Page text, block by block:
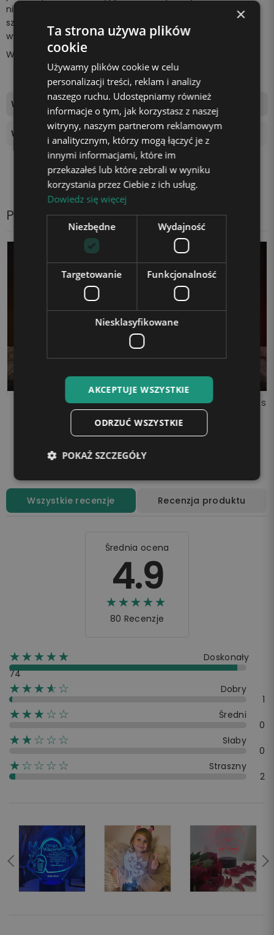
niespodziankę bliskiej osobie. Z pewnością wywołasz
szeroki uśmiech na jej twarzy i sprawisz, że poczuje się
wyjątkowo.
Wszystko za sprawą
Wymiary tablicy świetlnej 16,5x14cm
Wysokość podstawki 4 cm
Produkty z tej samej kategorii
Lampka LED 3D Plexido
Buldog Angielski
99,90 zł
Dodaj do koszyka
Lampka LED 3D Plexido Pies
Doberman
99,90 zł
Wszystkie recenzje Recenzja produktu
Średnia ocena
4.9
☆☆☆☆☆
★★★★★
80 Recenzje
☆☆☆☆☆
★★★★★
Doskonały
74
☆☆☆☆☆
★★★★
Dobry
1
☆☆☆☆☆
★★★
Średni
0
☆☆☆☆☆
★★
Słaby
0
☆☆☆☆☆
★
Straszny
2
×
Ta strona używa plików
cookie
Używamy plików cookie w celu
personalizacji treści, reklam i analizy
naszego ruchu. Udostępniamy również
informacje o tym, jak korzystasz z naszej
witryny, naszym partnerom reklamowym
i analitycznym, którzy mogą łączyć je z
innymi informacjami, które im
przekazałeś lub które zebrali w wyniku
korzystania przez Ciebie z ich usług.
Dowiedz się więcej
Niezbędne Wydajność
Targetowanie Funkcjonalność
Niesklasyfikowane
AKCEPTUJE WSZYSTKIE
ODRZUĆ WSZYSTKIE
POKAŻ SZCZEGÓŁY